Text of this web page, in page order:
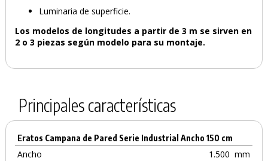
PRODUCTO AÑADIDO AL CARRITO
Luminaria de superficie.
Los modelos de longitudes a partir de 3 m se sirven en
2 o 3 piezas según modelo para su montaje.
Principales características
Eratos Campana de Pared Serie Industrial Ancho 150 cm
Ancho 1.500 mm